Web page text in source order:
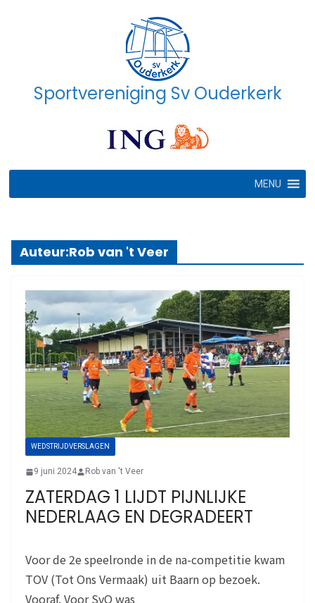
Sportvereniging Sv Ouderkerk
MENU
Auteur:Rob van 't Veer
WEDSTRIJDVERSLAGEN
9 juni 2024 Rob van 't Veer
ZATERDAG 1 LIJDT PIJNLIJKE
NEDERLAAG EN DEGRADEERT
Voor de 2e speelronde in de na-competitie kwam
TOV (Tot Ons Vermaak) uit Baarn op bezoek.
Vooraf. Voor SvO was